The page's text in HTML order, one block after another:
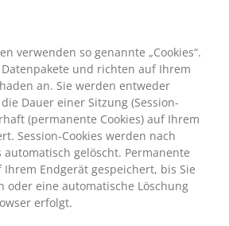
verwenden so genannte „Cookies“.
und richten auf Ihrem
an. Sie werden entweder
Dauer einer Sitzung (Session-
(permanente Cookies) auf Ihrem
Session-Cookies werden nach
automatisch gelöscht. Permanente
Ihrem Endgerät gespeichert, bis Sie
oder eine automatische Löschung
erfolgt.